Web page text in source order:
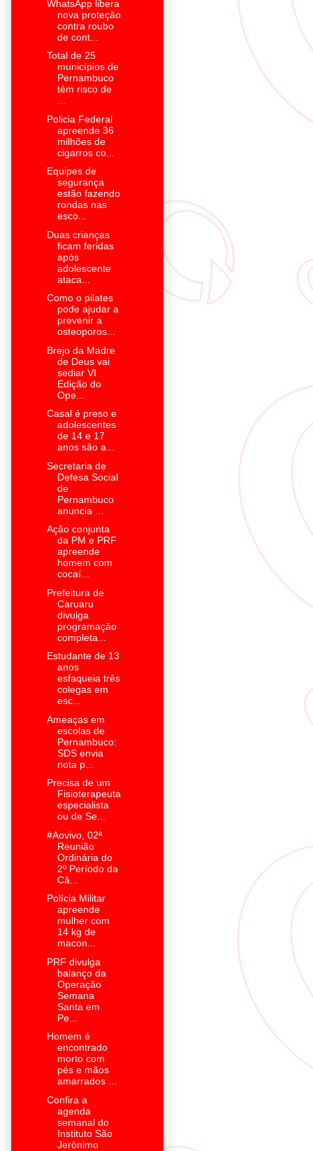
WhatsApp libera
nova proteção
contra roubo
de cont...
Total de 25
municípios de
Pernambuco
têm risco de
...
Policia Federal
apreende 36
milhões de
cigarros co...
Equipes de
segurança
estão fazendo
rondas nas
esco...
Duas crianças
ficam feridas
após
adolescente
ataca...
Como o pilates
pode ajudar a
prevenir a
osteoporos...
Brejo da Madre
de Deus vai
sediar VI
Edição do
Ope...
Casal é preso e
adolescentes
de 14 e 17
anos são a...
Secretaria de
Defesa Social
de
Pernambuco
anuncia ...
Ação conjunta
da PM e PRF
apreende
homem com
cocaí...
Prefeitura de
Caruaru
divulga
programação
completa...
Estudante de 13
anos
esfaqueia três
colegas em
esc...
Ameaças em
escolas de
Pernambuco:
SDS envia
nota p...
Precisa de um
Fisioterapeuta
especialista
ou de Se...
#Aovivo, 02ª
Reunião
Ordinária do
2º Período da
Câ...
Polícia Militar
apreende
mulher com
14 kg de
macon...
PRF divulga
balanço da
Operação
Semana
Santa em
Pe...
Homem é
encontrado
morto com
pés e mãos
amarrados ...
Confira a
agenda
semanal do
Instituto São
Jerônimo